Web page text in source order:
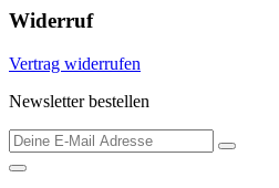
Widerruf
Vertrag widerrufen
Newsletter bestellen